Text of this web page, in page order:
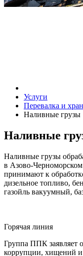
Услуги
Перевалка и
Наливные грузы
Наливные
Наливные грузы
в Азово-
принимают к
дизельное топливо,
газойль вакуумный,
Горячая линия
Группа ППК заявляет
коррупции, хищений